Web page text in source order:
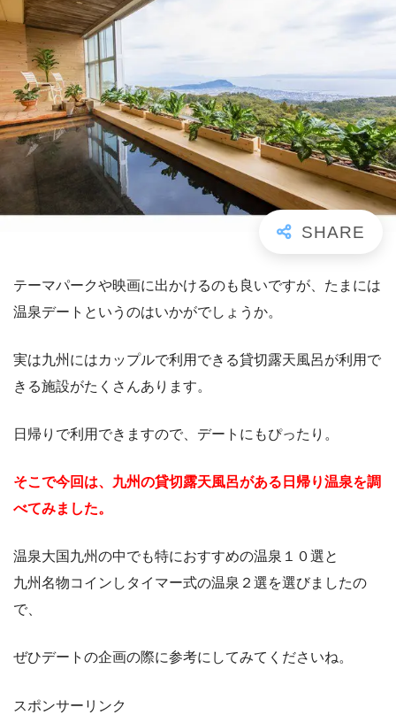
テーマパークや映画に出かけるのも良いですが、たまには
温泉デートというのはいかがでしょうか。
実は九州にはカップルで利用できる貸切露天風呂が利用で
きる施設がたくさんあります。
日帰りで利用できますので、デートにもぴったり。
そこで今回は、九州の貸切露天風呂がある日帰り温泉を調
べてみました。
温泉大国九州の中でも特におすすめの温泉１０選と
九州名物コインしタイマー式の温泉２選を選びましたの
で、
ぜひデートの企画の際に参考にしてみてくださいね。
スポンサーリンク